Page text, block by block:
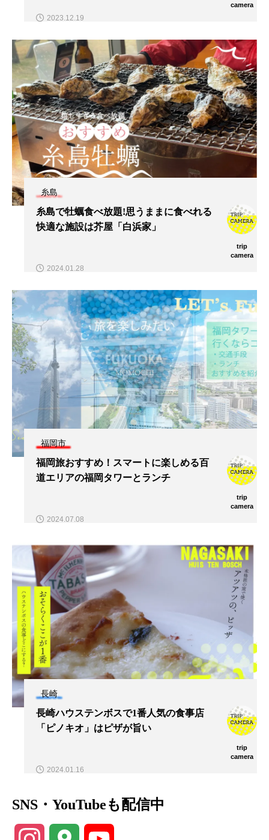
camera
2023.12.19
糸島
糸島で牡蠣食べ放題!思うままに食べれる
快適な施設は芥屋「白浜家」
trip
camera
2024.01.28
福岡市
福岡旅おすすめ！スマートに楽しめる百
道エリアの福岡タワーとランチ
trip
camera
2024.07.08
長崎
長崎ハウステンボスで1番人気の食事店
「ピノキオ」はピザが旨い
trip
camera
2024.01.16
SNS・YouTubeも配信中